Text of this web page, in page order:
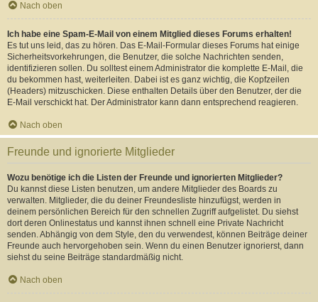
Nach oben
Ich habe eine Spam-E-Mail von einem Mitglied dieses Forums erhalten!
Es tut uns leid, das zu hören. Das E-Mail-Formular dieses Forums hat einige
Sicherheitsvorkehrungen, die Benutzer, die solche Nachrichten senden,
identifizieren sollen. Du solltest einem Administrator die komplette E-Mail, die
du bekommen hast, weiterleiten. Dabei ist es ganz wichtig, die Kopfzeilen
(Headers) mitzuschicken. Diese enthalten Details über den Benutzer, der die
E-Mail verschickt hat. Der Administrator kann dann entsprechend reagieren.
Nach oben
Freunde und ignorierte Mitglieder
Wozu benötige ich die Listen der Freunde und ignorierten Mitglieder?
Du kannst diese Listen benutzen, um andere Mitglieder des Boards zu
verwalten. Mitglieder, die du deiner Freundesliste hinzufügst, werden in
deinem persönlichen Bereich für den schnellen Zugriff aufgelistet. Du siehst
dort deren Onlinestatus und kannst ihnen schnell eine Private Nachricht
senden. Abhängig von dem Style, den du verwendest, können Beiträge deiner
Freunde auch hervorgehoben sein. Wenn du einen Benutzer ignorierst, dann
siehst du seine Beiträge standardmäßig nicht.
Nach oben